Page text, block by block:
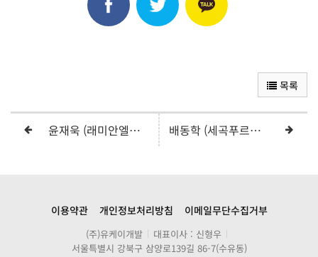
목록
윤재욱 (래미안엘리니티) 배동학 (세곡푸르지오)
이용약관 개인정보처리방침 이메일무단수집거부
(주)유케이개발
대표이사 : 신형우
서울특별시 강북구 삼양로139길 86-7(수유동)